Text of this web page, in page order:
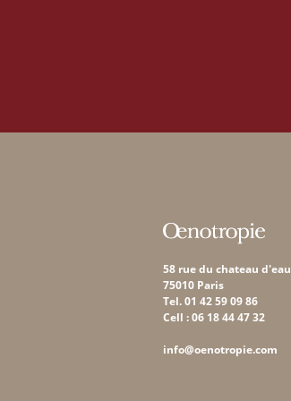
58 rue du chateau d'eau
75010 Paris
Tel. 01 42 59 09 86
Cell : 06 18 44 47 32
info@oenotropie.com